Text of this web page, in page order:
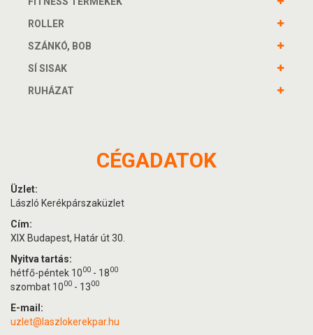
ROLLER
SZÁNKÓ, BOB
SÍ SISAK
RUHÁZAT
CÉGADATOK
Üzlet:
László Kerékpárszaküzlet
Cím:
XIX Budapest, Határ út 30.
Nyitva tartás:
hétfő-péntek 1000 - 1800
szombat 1000 - 1300
E-mail:
uzlet@laszlokerekpar.hu